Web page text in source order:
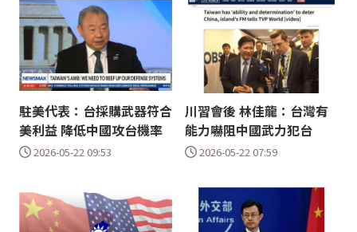
駐美代表：台採購武器符合
美利益 降低中國攻台機率
2026-05-22 09:53
川習會後 林佳龍：台灣有
能力嚇阻中國武力犯台
2026-05-22 07:59